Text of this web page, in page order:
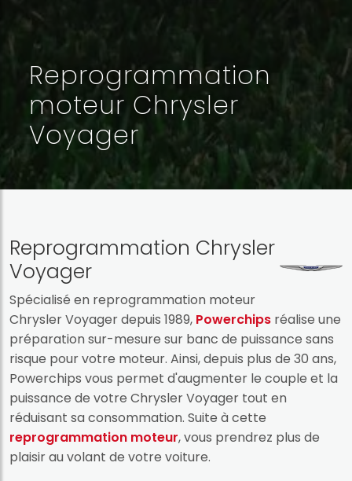
Reprogrammation
moteur Chrysler
Voyager
Reprogrammation Chrysler
Voyager
Spécialisé en reprogrammation moteur
Chrysler Voyager depuis 1989, Powerchips réalise une
préparation sur-mesure sur banc de puissance sans
risque pour votre moteur. Ainsi, depuis plus de 30 ans,
Powerchips vous permet d'augmenter le couple et la
puissance de votre Chrysler Voyager tout en
réduisant sa consommation. Suite à cette
reprogrammation moteur, vous prendrez plus de
plaisir au volant de votre voiture.